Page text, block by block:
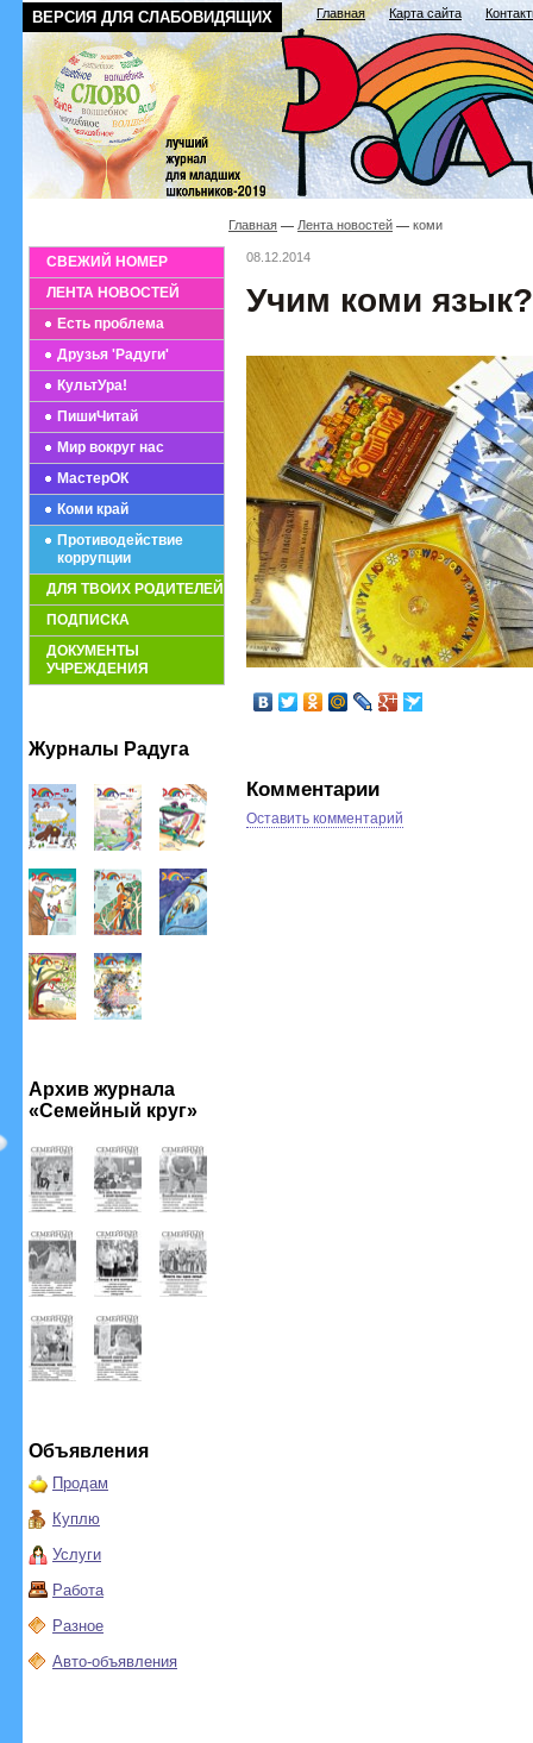
ВЕРСИЯ ДЛЯ СЛАБОВИДЯЩИХ Главная Карта сайта
СВЕЖИЙ НОМЕР
ЛЕНТА НОВОСТЕЙ
Есть проблема
Друзья 'Радуги'
КультУра!
ПишиЧитай
Мир вокруг нас
МастерОК
Коми край
Противодействие
коррупции
ДЛЯ ТВОИХ РОДИТЕЛЕЙ
ПОДПИСКА
ДОКУМЕНТЫ
УЧРЕЖДЕНИЯ
Журналы Радуга
Архив журнала
«Семейный круг»
Объявления
Продам
Куплю
Услуги
Работа
Разное
Авто-объявления
Главная Лента новостей коми
08.12.2014
Учим коми язык?
Комментарии
Оставить комментарий